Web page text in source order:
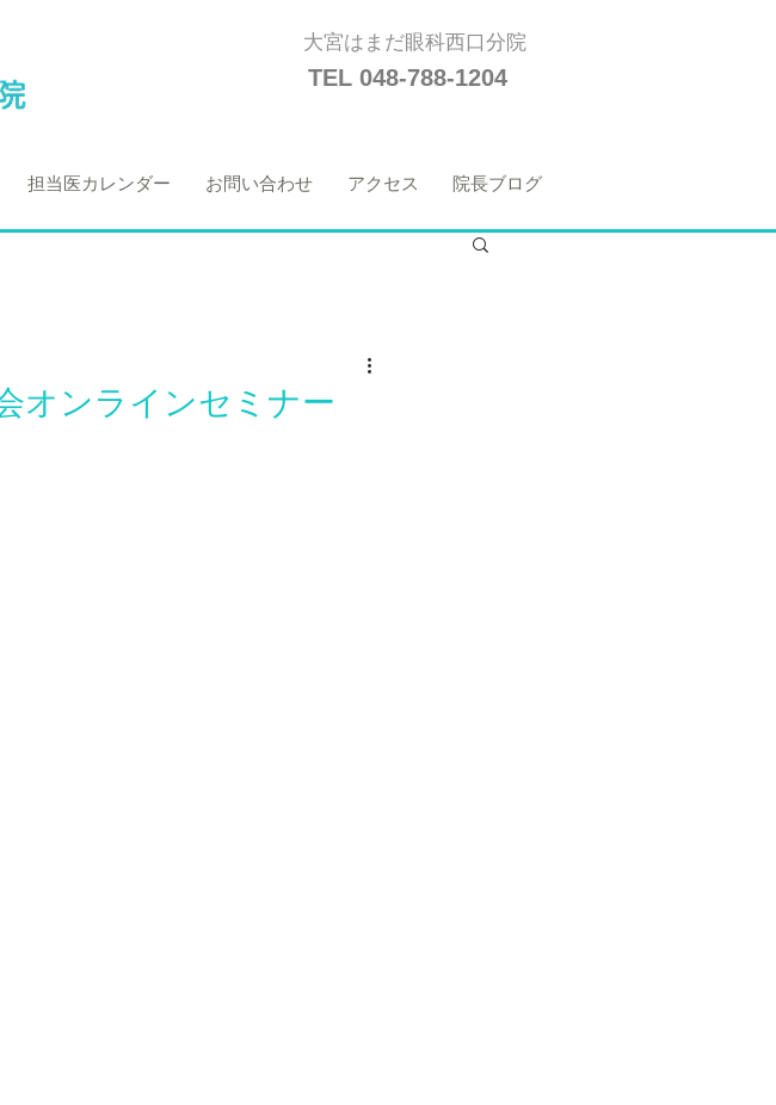
大宮はまだ眼科西口分院
TEL 048-788-1204
担当医カレンダー お問い合わせ アクセス 院長ブログ
オンラインセミナー